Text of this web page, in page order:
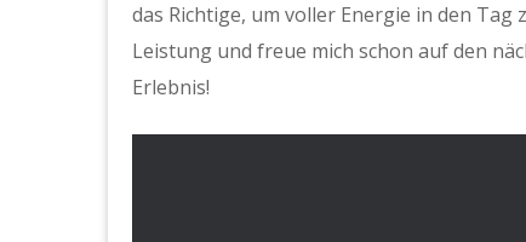
das Richtige, um voller Energie in den
Leistung und freue mich schon auf den
Erlebnis!